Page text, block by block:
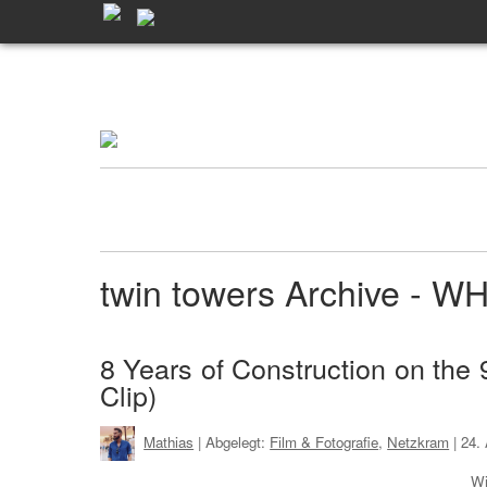
twin towers Archive -
8 Years of Construction on
Clip)
Mathias | Abgelegt: Film & Fotografie, Netzkram |24.